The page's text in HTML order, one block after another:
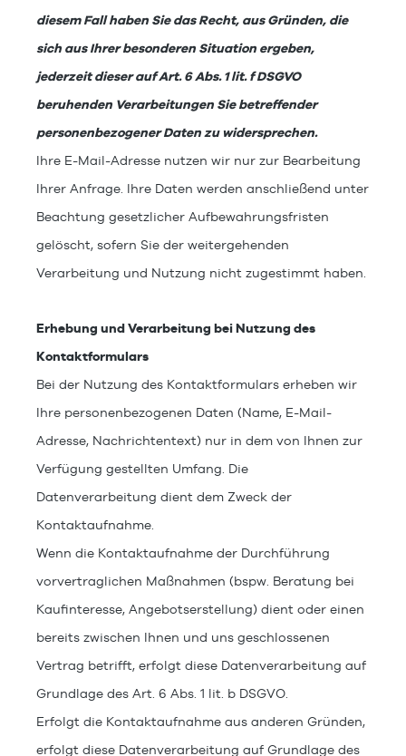
diesem Fall haben Sie das Recht, aus Gründen, die
sich aus Ihrer besonderen Situation ergeben,
jederzeit dieser auf Art. 6 Abs. 1 lit. f DSGVO
beruhenden Verarbeitungen Sie betreffender
personenbezogener Daten zu widersprechen.
Ihre E-Mail-Adresse nutzen wir nur zur Bearbeitung
Ihrer Anfrage. Ihre Daten werden anschließend unter
Beachtung gesetzlicher Aufbewahrungsfristen
gelöscht, sofern Sie der weitergehenden
Verarbeitung und Nutzung nicht zugestimmt haben.
Erhebung und Verarbeitung bei Nutzung des
Kontaktformulars
Bei der Nutzung des Kontaktformulars erheben wir
Ihre personenbezogenen Daten (Name, E-Mail-
Adresse, Nachrichtentext) nur in dem von Ihnen zur
Verfügung gestellten Umfang. Die
Datenverarbeitung dient dem Zweck der
Kontaktaufnahme.
Wenn die Kontaktaufnahme der Durchführung
vorvertraglichen Maßnahmen (bspw. Beratung bei
Kaufinteresse, Angebotserstellung) dient oder einen
bereits zwischen Ihnen und uns geschlossenen
Vertrag betrifft, erfolgt diese Datenverarbeitung auf
Grundlage des Art. 6 Abs. 1 lit. b DSGVO.
Erfolgt die Kontaktaufnahme aus anderen Gründen,
erfolgt diese Datenverarbeitung auf Grundlage des